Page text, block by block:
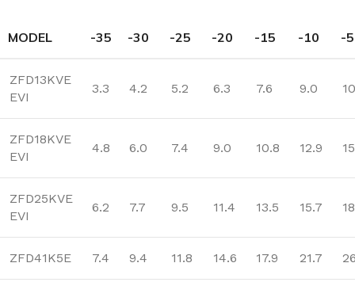
MODEL -35 -30 -25 -20 -15 -10 -5
ZFD13KVE
EVI
3.3 4.2 5.2 6.3 7.6 9.0
ZFD18KVE
EVI
4.8 6.0 7.4 9.0 10.8 12.9
ZFD25KVE
EVI
6.2 7.7 9.5 11.4 13.5 15.7
ZFD41K5E 7.4 9.4 11.8 14.6 17.9 21.7